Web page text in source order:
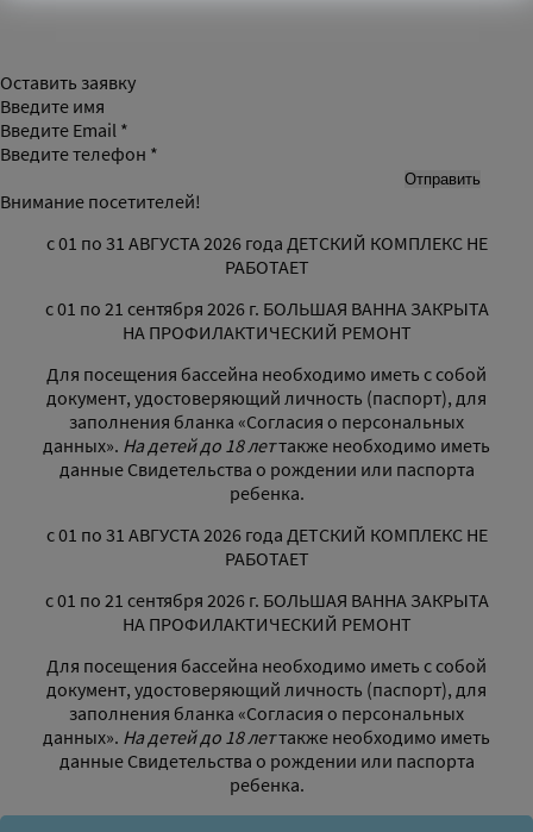
Оставить заявку
Введите имя
Введите Email *
Введите телефон *
Внимание посетителей!
с 01 по 31 АВГУСТА 2026 года ДЕТСКИЙ КОМПЛЕКС НЕ
РАБОТАЕТ
с 01 по 21 сентября 2026 г. БОЛЬШАЯ ВАННА ЗАКРЫТА
НА ПРОФИЛАКТИЧЕСКИЙ РЕМОНТ
Для посещения бассейна необходимо иметь с собой
документ, удостоверяющий личность (паспорт), для
заполнения бланка «Согласия о персональных
данных». На детей до 18 леттакже необходимо иметь
данные Свидетельства о рождении или паспорта
ребенка.
с 01 по 31 АВГУСТА 2026 года ДЕТСКИЙ КОМПЛЕКС НЕ
РАБОТАЕТ
с 01 по 21 сентября 2026 г. БОЛЬШАЯ ВАННА ЗАКРЫТА
НА ПРОФИЛАКТИЧЕСКИЙ РЕМОНТ
Для посещения бассейна необходимо иметь с собой
документ, удостоверяющий личность (паспорт), для
заполнения бланка «Согласия о персональных
данных». На детей до 18 леттакже необходимо иметь
данные Свидетельства о рождении или паспорта
ребенка.